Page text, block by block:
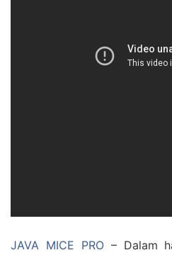
JAVA MICE PRO– Dalam